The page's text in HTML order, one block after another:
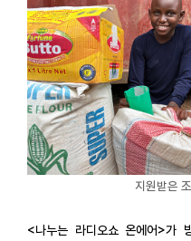
지원받은
<나누는 라디오쇼 온에어>가